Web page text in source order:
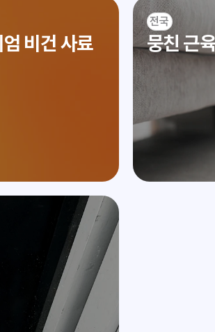
비건 사료
전국
뭉친 근